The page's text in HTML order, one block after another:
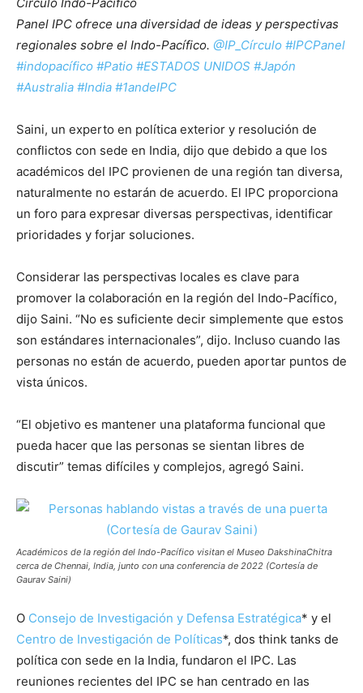
Panel IPC ofrece una diversidad de ideas y perspectivas
regionales sobre el Indo-Pacífico. @IP_Círculo #IPCPanel
#indopacífico #Patio #ESTADOS UNIDOS #Japón
#Australia #India #1andeIPC
Saini, un experto en política exterior y resolución de
conflictos con sede en India, dijo que debido a que los
académicos del IPC provienen de una región tan diversa,
naturalmente no estarán de acuerdo. El IPC proporciona
un foro para expresar diversas perspectivas, identificar
prioridades y forjar soluciones.
Considerar las perspectivas locales es clave para
promover la colaboración en la región del Indo-Pacífico,
dijo Saini. “No es suficiente decir simplemente que estos
son estándares internacionales”, dijo. Incluso cuando las
personas no están de acuerdo, pueden aportar puntos de
vista únicos.
“El objetivo es mantener una plataforma funcional que
pueda hacer que las personas se sientan libres de
discutir” temas difíciles y complejos, agregó Saini.
Académicos de la región del Indo-Pacífico visitan el Museo DakshinaChitra
cerca de Chennai, India, junto con una conferencia de 2022 (Cortesía de
Gaurav Saini)
O Consejo de Investigación y Defensa Estratégica* y el
Centro de Investigación de Políticas*, dos think tanks de
política con sede en la India, fundaron el IPC. Las
reuniones recientes del IPC se han centrado en las